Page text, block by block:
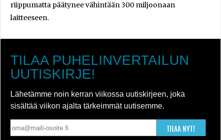
riippumatta päätynee vähintään 300 miljoonaan
laitteeseen.
TILAA PUHELINVERTAILUN
UUTISKIRJE!
Lähetämme noin kerran viikossa uutiskirjeen, joka
sisältää viikon ajalta tärkeimmät uutisemme.
TILAA NYT!